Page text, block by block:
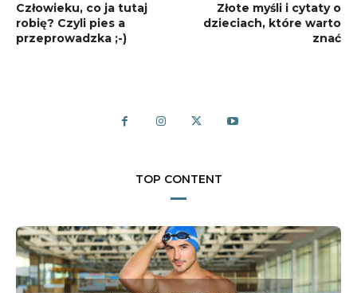
Człowieku, co ja tutaj
robię? Czyli pies a
przeprowadzka ;-)
Złote myśli i cytaty o
dzieciach, które warto
znać
TOP CONTENT